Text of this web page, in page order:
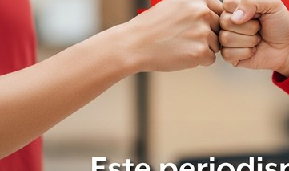
con pedazos de fruta dentro. Quiere decir
tragos.variaditos.net